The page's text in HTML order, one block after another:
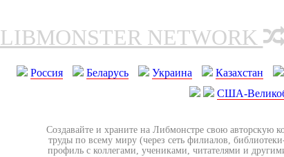
LIBMONSTER NETWORK
Россия Беларусь Украина Казахстан
США-
Создавайте и храните на Либмонстре свою авторскую
труды по всему миру (через сеть филиалов,
профиль с коллегами, учениками, читателями и